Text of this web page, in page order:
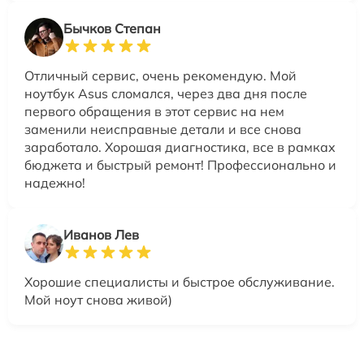
Бычков Степан
Отличный сервис, очень рекомендую. Мой
ноутбук Asus сломался, через два дня после
первого обращения в этот сервис на нем
заменили неисправные детали и все снова
заработало. Хорошая диагностика, все в рамках
бюджета и быстрый ремонт! Профессионально и
надежно!
Иванов Лев
Хорошие специалисты и быстрое обслуживание.
Мой ноут снова живой)